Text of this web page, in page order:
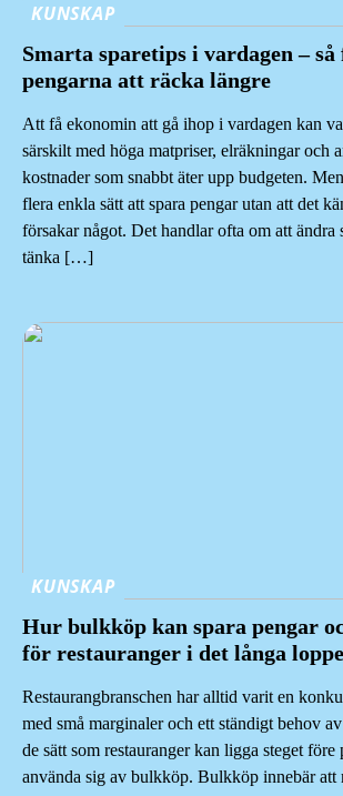
KUNSKAP
Smarta sparetips i vardagen –
pengarna att räcka längre
Att få ekonomin att gå ihop i vardagen kan
särskilt med höga matpriser, elräkningar och
kostnader som snabbt äter upp budgeten.
flera enkla sätt att spara pengar utan att det
försakar något. Det handlar ofta om att ändra
tänka […]
KUNSKAP
Hur bulkköp kan spara pengar
för restauranger i det långa
Restaurangbranschen har alltid varit en
med små marginaler och ett ständigt behov
de sätt som restauranger kan ligga steget före
använda sig av bulkköp. Bulkköp innebär att